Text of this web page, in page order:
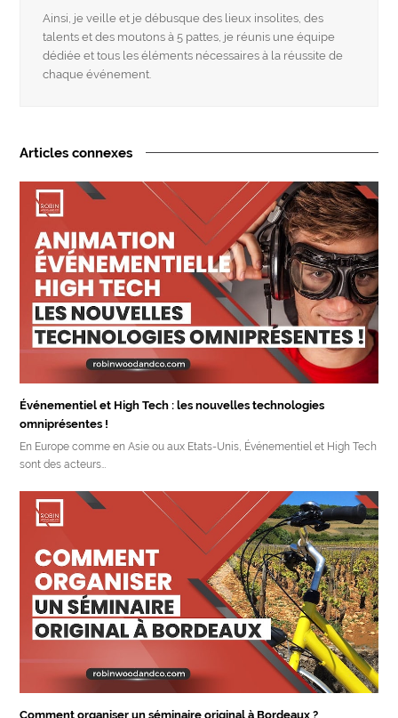
Ainsi, je veille et je débusque des lieux insolites, des
talents et des moutons à 5 pattes, je réunis une équipe
dédiée et tous les éléments nécessaires à la réussite de
chaque événement.
Articles connexes
Événementiel et High Tech : les nouvelles technologies
omniprésentes !
En Europe comme en Asie ou aux Etats-Unis, Événementiel et High Tech
sont des acteurs…
Comment organiser un séminaire original à Bordeaux ?